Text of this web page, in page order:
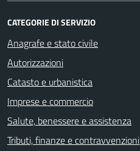
CATEGORIE DI SERVIZIO
Anagrafe e stato civile
Autorizzazioni
Catasto e urbanistica
Imprese e commercio
Salute, benessere e assistenza
Tributi, finanze e contravvenzioni